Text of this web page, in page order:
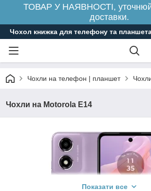
ТОВАР У НАЯВНОСТІ,
доставки.
Чохол книжка для телефону та планшета
Чохли на телефон | планшет
Чохли на Motorola E14
Показати все